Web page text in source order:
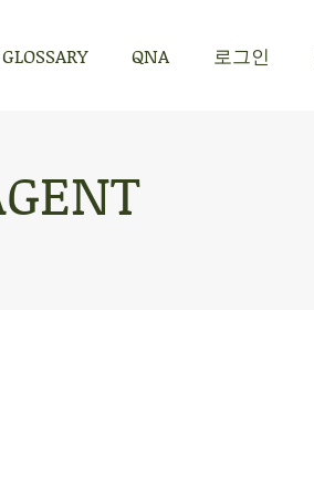
GLOSSARY QNA 로그인
로그인